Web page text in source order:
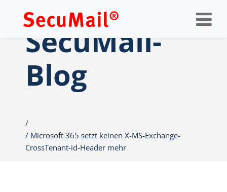
SecuMail-
Blog
Microsoft 365 setzt keinen X-MS-Exchange-
CrossTenant-id-Header mehr